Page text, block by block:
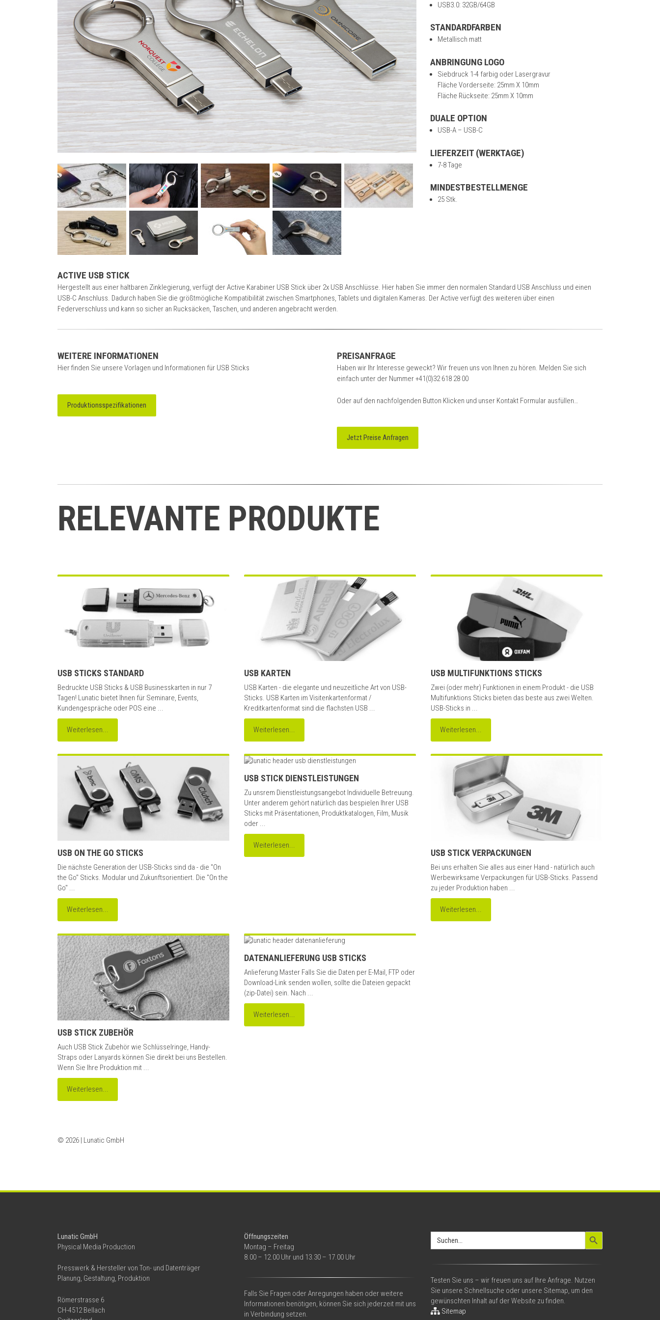
USB3.0: 32GB/64GB
STANDARDFARBEN
Metallisch matt
ANBRINGUNG LOGO
Siebdruck 1-4 farbig oder Lasergravur
Fläche Vorderseite: 25mm X 10mm
Fläche Rückseite: 25mm X 10mm
DUALE OPTION
USB-A – USB-C
LIEFERZEIT (WERKTAGE)
7-8 Tage
MINDESTBESTELLMENGE
25 Stk.
ACTIVE USB STICK
Hergestellt aus einer haltbaren Zinklegierung, verfügt der Active Karabiner USB Stick über 2x USB Anschlüsse. Hier haben Sie immer den normalen Standard USB Anschluss und einen
USB-C Anschluss. Dadurch haben Sie die größtmögliche Kompatibilität zwischen Smartphones, Tablets und digitalen Kameras. Der Active verfügt des weiteren über einen
Federverschluss und kann so sicher an Rucksäcken, Taschen, und anderen angebracht werden.
WEITERE INFORMATIONEN
Hier finden Sie unsere Vorlagen und Informationen für USB Sticks
Produktionsspezifikationen
PREISANFRAGE
Haben wir Ihr Interesse geweckt? Wir freuen uns von Ihnen zu hören. Melden Sie sich
einfach unter der Nummer+41(0)32 618 28 00
Oder auf den nachfolgenden Button Klicken und unser Kontakt Formular ausfüllen…
Jetzt Preise Anfragen
RELEVANTE PRODUKTE
USB STICKS STANDARD
Bedruckte USB Sticks & USB Businesskarten in nur 7
Tagen! Lunatic bietet Ihnen für Seminare, Events,
Kundengespräche oder POS eine ...
Weiterlesen...
USB KARTEN
USB Karten - die elegante und neuzeitliche Art von USB-
Sticks. USB Karten im Visitenkartenformat /
Kreditkartenformat sind die flachsten USB ...
Weiterlesen...
USB MULTIFUNKTIONS STICKS
Zwei (oder mehr) Funktionen in einem Produkt - die USB
Multifunktions Sticks bieten das beste aus zwei Welten.
USB-Sticks in ...
Weiterlesen...
USB ON THE GO STICKS
Die nächste Generation der USB-Sticks sind da - die "On
the Go" Sticks. Modular und Zukunftsorientiert. Die "On the
Go" ...
Weiterlesen...
USB STICK DIENSTLEISTUNGEN
Zu unsrem Dienstleistungsangebot Individuelle Betreuung.
Unter anderem gehört natürlich das bespielen Ihrer USB
Sticks mit Präsentationen, Produktkatalogen, Film, Musik
oder ...
Weiterlesen...
USB STICK VERPACKUNGEN
Bei uns erhalten Sie alles aus einer Hand - natürlich auch
Werbewirksame Verpackungen für USB-Sticks. Passend
zu jeder Produktion haben ...
Weiterlesen...
USB STICK ZUBEHÖR
Auch USB Stick Zubehör wie Schlüsselringe, Handy-
Straps oder Lanyards können Sie direkt bei uns Bestellen.
Wenn Sie Ihre Produktion mit ...
Weiterlesen...
DATENANLIEFERUNG USB STICKS
Anlieferung Master Falls Sie die Daten per E-Mail, FTP oder
Download-Link senden wollen, sollte die Dateien gepackt
(zip-Datei) sein. Nach ...
Weiterlesen...
© 2026 | Lunatic GmbH
Lunatic GmbH
Physical Media Production
Presswerk & Hersteller von Ton- und Datenträger
Planung, Gestaltung, Produktion
Römerstrasse 6
CH-4512 Bellach
Öffnungszeiten
Montag – Freitag
8.00 – 12.00 Uhr und 13.30 – 17.00 Uhr
Falls Sie Fragen oder Anregungen haben oder weitere
Informationen benötigen, können Sie sich jederzeit mit uns
in Verbindung setzen.
Search
for:
Search Button
Testen Sie uns – wir freuen uns auf Ihre Anfrage. Nutzen
Sie unsere Schnellsuche oder unsere Sitemap, um den
gewünschten Inhalt auf der Website zu finden.
Sitemap